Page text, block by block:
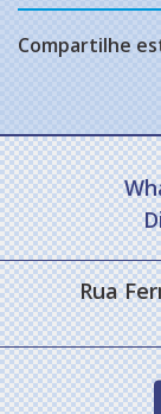
Compartilhe
Rua